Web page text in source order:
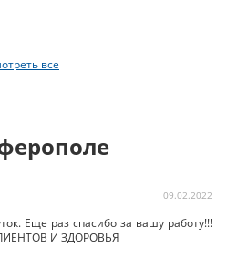
все
09.02.2022
Еще раз спасибо за вашу работу!!!
И ЗДОРОВЬЯ